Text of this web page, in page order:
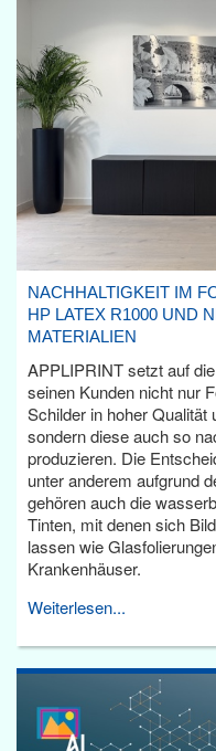
NACHHALTIGKEIT IM
HP LATEX R1000 UND
MATERIALIEN
APPLIPRINT setzt auf
seinen Kunden nicht nur
Schilder in hoher Qualität
sondern diese auch so
produzieren. Die
unter anderem aufgrund
gehören auch die
Tinten, mit denen sich
lassen wie
Krankenhäuser.
Weiterlesen...